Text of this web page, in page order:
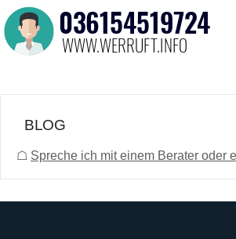
BLOG
☖ Spreche ich mit einem Berater oder